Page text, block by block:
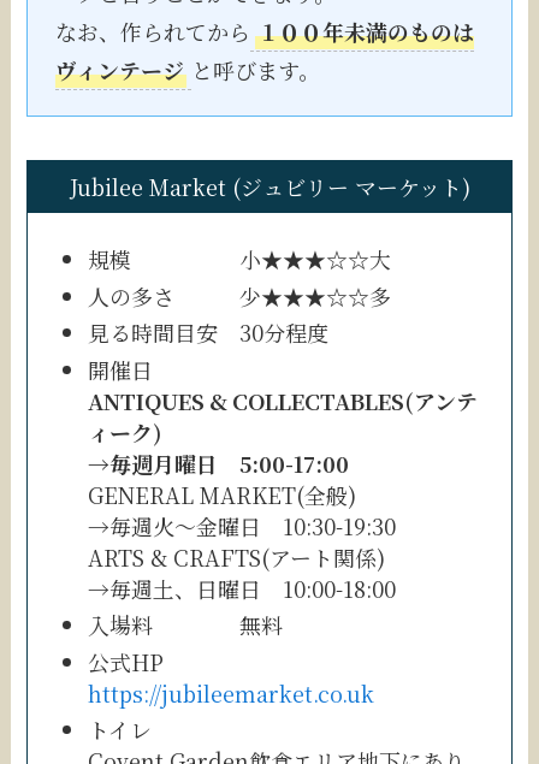
なお、作られてから １００年未満のものは
ヴィンテージ と呼びます。
Jubilee Market (ジュビリー マーケット)
規模 小★★★☆☆大
人の多さ 少★★★☆☆多
見る時間目安 30分程度
開催日
ANTIQUES & COLLECTABLES(アンテ
ィーク)
→毎週月曜日 5:00-17:00
GENERAL MARKET(全般)
→毎週火〜金曜日 10:30-19:30
ARTS & CRAFTS(アート関係)
→毎週土、日曜日 10:00-18:00
入場料 無料
公式HP
https://jubileemarket.co.uk
トイレ